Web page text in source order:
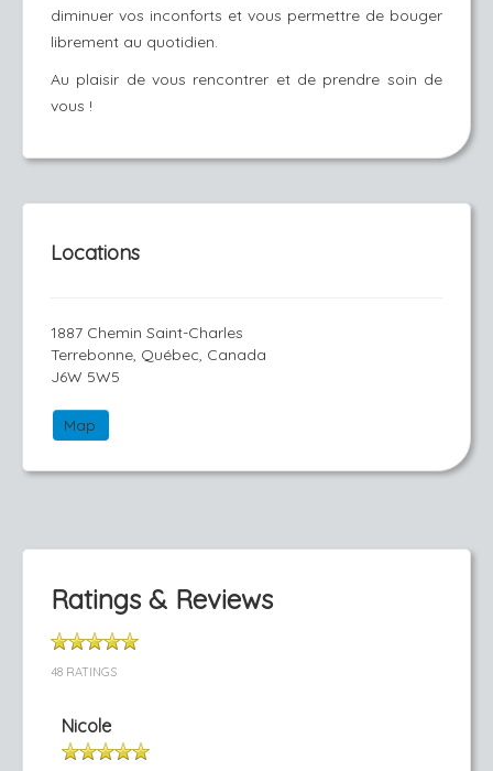
diminuer vos inconforts et vous permettre de bouger
librement au quotidien.
Au plaisir de vous rencontrer et de prendre soin de
vous !
Locations
1887 Chemin Saint-Charles
Terrebonne, Québec, Canada
J6W 5W5
Map
Ratings & Reviews
48 RATINGS
Nicole